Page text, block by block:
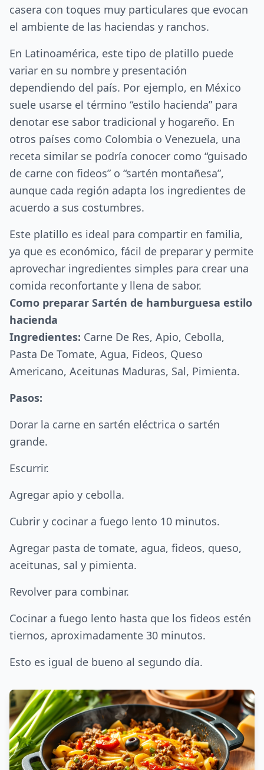
casera con toques muy particulares que evocan
el ambiente de las haciendas y ranchos.
En Latinoamérica, este tipo de platillo puede
variar en su nombre y presentación
dependiendo del país. Por ejemplo, en México
suele usarse el término “estilo hacienda” para
denotar ese sabor tradicional y hogareño. En
otros países como Colombia o Venezuela, una
receta similar se podría conocer como “guisado
de carne con fideos” o “sartén montañesa”,
aunque cada región adapta los ingredientes de
acuerdo a sus costumbres.
Este platillo es ideal para compartir en familia,
ya que es económico, fácil de preparar y permite
aprovechar ingredientes simples para crear una
comida reconfortante y llena de sabor.
Como preparar Sartén de hamburguesa estilo
hacienda
Ingredientes: Carne De Res, Apio, Cebolla,
Pasta De Tomate, Agua, Fideos, Queso
Americano, Aceitunas Maduras, Sal, Pimienta.
Pasos:
Dorar la carne en sartén eléctrica o sartén
grande.
Escurrir.
Agregar apio y cebolla.
Cubrir y cocinar a fuego lento 10 minutos.
Agregar pasta de tomate, agua, fideos, queso,
aceitunas, sal y pimienta.
Revolver para combinar.
Cocinar a fuego lento hasta que los fideos estén
tiernos, aproximadamente 30 minutos.
Esto es igual de bueno al segundo día.